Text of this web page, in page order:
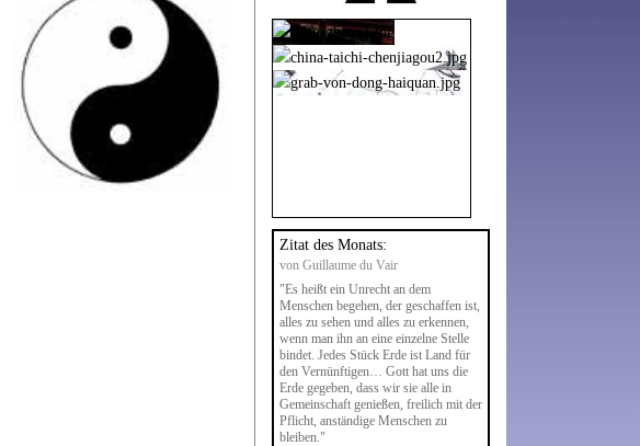
Zitat des Monats:
von Guillaume du Vair
"Es heißt ein Unrecht an dem
Menschen begehen, der geschaffen ist,
alles zu sehen und alles zu erkennen,
wenn man ihn an eine einzelne Stelle
bindet. Jedes Stück Erde ist Land für
den Vernünftigen… Gott hat uns die
Erde gegeben, dass wir sie alle in
Gemeinschaft genießen, freilich mit der
Pflicht, anständige Menschen zu
bleiben."